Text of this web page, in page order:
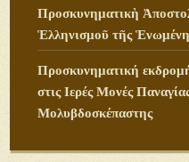
Προσκυνηματικὴ
Ἑλληνισμοῦ τῆς
Προσκυνηματική
στις Ιερές Μονές
Μολυβδοσκέπαστης